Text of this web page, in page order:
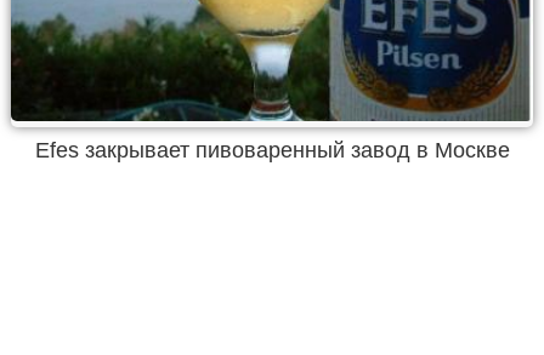
Efes закрывает пивоваренный завод в Москве